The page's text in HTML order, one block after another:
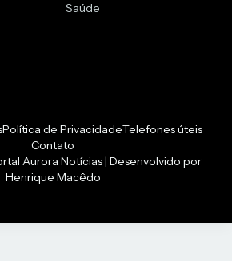
Saúde
Aurora Notícias | Desenvolvido por
Henrique Macêdo
Política de PrivacidadeTelefones úteis
Contato